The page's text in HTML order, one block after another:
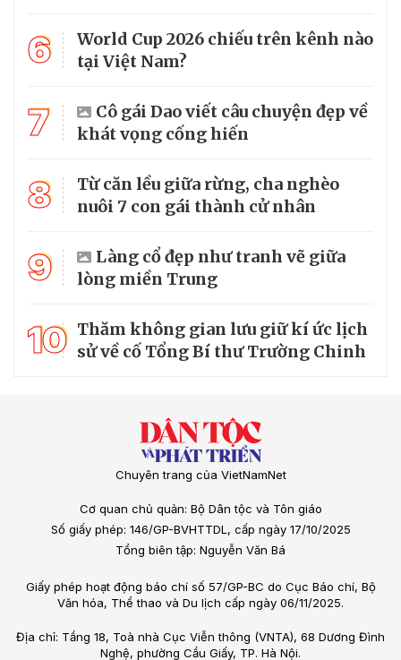
6
World Cup 2026 chiếu trên kênh nào
tại Việt Nam?
7
Cô gái Dao viết câu chuyện đẹp về
khát vọng cống hiến
8
Từ căn lều giữa rừng, cha nghèo
nuôi 7 con gái thành cử nhân
9
Làng cổ đẹp như tranh vẽ giữa
lòng miền Trung
10 Thăm không gian lưu giữ kí ức lịch
sử về cố Tổng Bí thư Trường Chinh
Chuyên trang của VietNamNet
Cơ quan chủ quản: Bộ Dân tộc và Tôn giáo
Số giấy phép: 146/GP-BVHTTDL, cấp ngày 17/10/2025
Tổng biên tập: Nguyễn Văn Bá
Giấy phép hoạt động báo chí số 57/GP-BC do Cục Báo chí, Bộ
Văn hóa, Thể thao và Du lịch cấp ngày 06/11/2025.
Địa chỉ: Tầng 18, Toà nhà Cục Viễn thông (VNTA), 68 Dương Đình
Nghệ, phường Cầu Giấy, TP. Hà Nội.